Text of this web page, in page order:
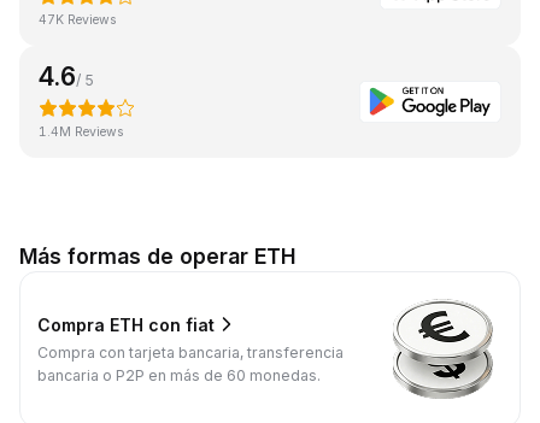
47K Reviews
4.6/ 5
1.4M Reviews
Más formas de operar ETH
Compra ETH con fiat
Compra con tarjeta bancaria, transferencia
bancaria o P2P en más de 60 monedas.